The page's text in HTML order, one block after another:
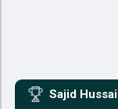
Sajid